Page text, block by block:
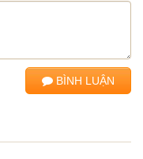
BÌNH LUẬN